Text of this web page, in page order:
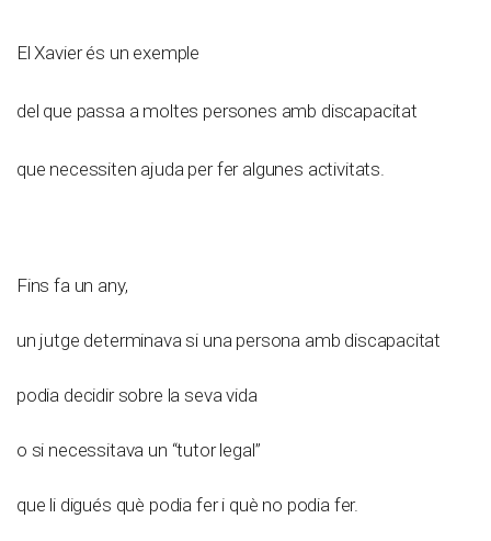
El Xavier és un exemple
del que passa a moltes persones amb discapacitat
que necessiten ajuda per fer algunes activitats.
Fins fa un any,
un jutge determinava si una persona amb discapacitat
podia decidir sobre la seva vida
o si necessitava un “tutor legal”
que li digués què podia fer i què no podia fer.